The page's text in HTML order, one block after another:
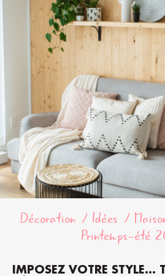
Décoration Idées
Printemps-été
IMPOSEZ VOTRE STYLE…